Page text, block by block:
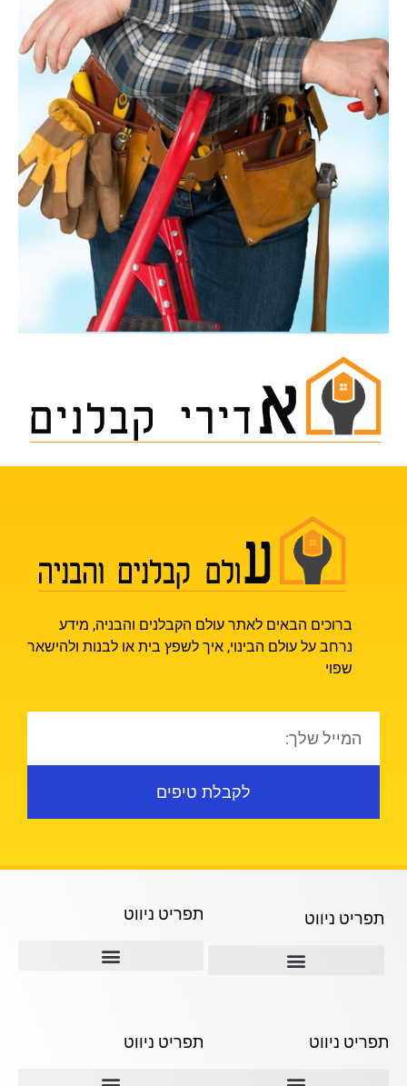
ברוכים הבאים לאתר עולם הקבלנים והבניה, מידע
נרחב על עולם הבינוי, איך לשפץ בית או לבנות ולהישאר
שפוי
לקבלת טיפים
תפריט ניווט תפריט ניווט
תפריט ניווט תפריט ניווט